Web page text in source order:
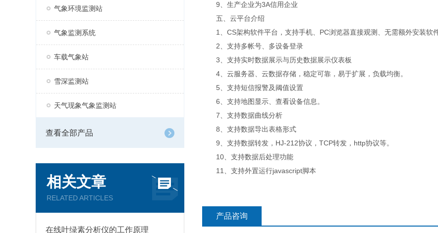
气象环境监测站
气象监测系统
车载气象站
雪深监测站
天气现象气象监测站
查看全部产品
相关文章
RELATED ARTICLES
在线叶绿素分析仪的工作原理
9、生产企业为3A信用企业
五、云平台介绍
1、CS架构软件平台，支持手机、PC浏览器直接观测、无需额外安装软件
2、支持多帐号、多设备登录
3、支持实时数据展示与历史数据展示仪表板
4、云服务器、云数据存储，稳定可靠，易于扩展，负载均衡。
5、支持短信报警及阈值设置
6、支持地图显示、查看设备信息。
7、支持数据曲线分析
8、支持数据导出表格形式
9、支持数据转发，HJ-212协议，TCP转发，http协议等。
10、支持数据后处理功能
11、支持外置运行javascript脚本
产品咨询